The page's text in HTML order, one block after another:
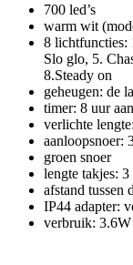
700 led’s
warm wit
8 lichtfuncties:
Slo glo, 5.
8.Steady on
geheugen: de
timer: 8 uur
verlichte
aanloopsnoer:
groen snoer
lengte takjes: 3
afstand tussen
IP44 adapter:
verbruik: 3.6W